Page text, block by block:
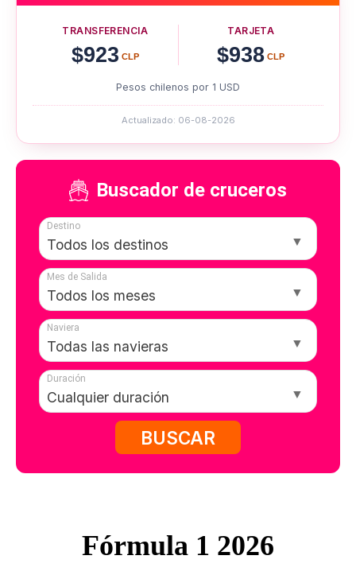
TRANSFERENCIA
$923 CLP
TARJETA
$938 CLP
Pesos chilenos por 1 USD
Actualizado: 06-08-2026
Buscador de cruceros
Destino
Mes de Salida
Naviera
Duración
BUSCAR
Fórmula 1 2026